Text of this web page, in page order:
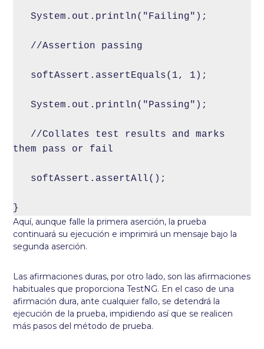
System.out.println("Failing");
//Assertion passing
softAssert.assertEquals(1, 1);
System.out.println("Passing");
//Collates test results and marks
them pass or fail
softAssert.assertAll();
}
Aquí, aunque falle la primera aserción, la prueba
continuará su ejecución e imprimirá un mensaje bajo la
segunda aserción.
Las afirmaciones duras, por otro lado, son las afirmaciones
habituales que proporciona TestNG. En el caso de una
afirmación dura, ante cualquier fallo, se detendrá la
ejecución de la prueba, impidiendo así que se realicen
más pasos del método de prueba.